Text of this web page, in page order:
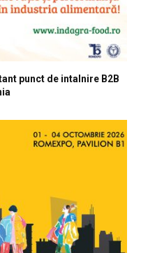
punct de intalnire B2B